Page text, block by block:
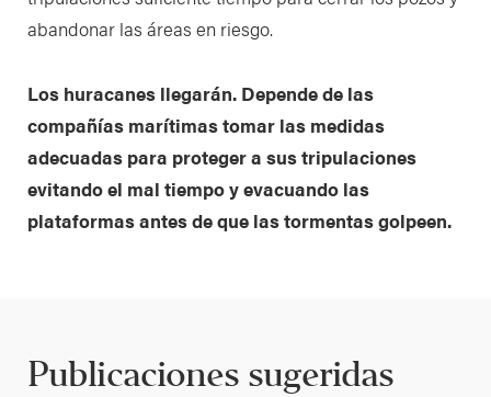
abandonar las áreas en riesgo.
Los huracanes llegarán. Depende de las
compañías marítimas tomar las medidas
adecuadas para proteger a sus tripulaciones
evitando el mal tiempo y evacuando las
plataformas antes de que las tormentas golpeen.
Publicaciones sugeridas